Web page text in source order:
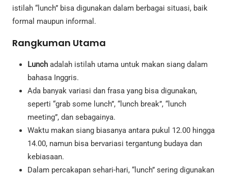
istilah “lunch” bisa digunakan dalam berbagai situasi, baik
formal maupun informal.
Rangkuman Utama
Lunch adalah istilah utama untuk makan siang dalam
bahasa Inggris.
Ada banyak variasi dan frasa yang bisa digunakan,
seperti “grab some lunch”, “lunch break”, “lunch
meeting”, dan sebagainya.
Waktu makan siang biasanya antara pukul 12.00 hingga
14.00, namun bisa bervariasi tergantung budaya dan
kebiasaan.
Dalam percakapan sehari-hari, “lunch” sering digunakan